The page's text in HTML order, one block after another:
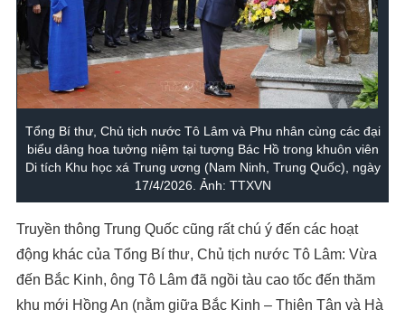
Tổng Bí thư, Chủ tịch nước Tô Lâm và Phu nhân cùng các đại
biểu dâng hoa tưởng niệm tại tượng Bác Hồ trong khuôn viên
Di tích Khu học xá Trung ương (Nam Ninh, Trung Quốc), ngày
17/4/2026. Ảnh: TTXVN
Truyền thông Trung Quốc cũng rất chú ý đến các hoạt
động khác của Tổng Bí thư, Chủ tịch nước Tô Lâm: Vừa
đến Bắc Kinh, ông Tô Lâm đã ngồi tàu cao tốc đến thăm
khu mới Hồng An (nằm giữa Bắc Kinh – Thiên Tân và Hà